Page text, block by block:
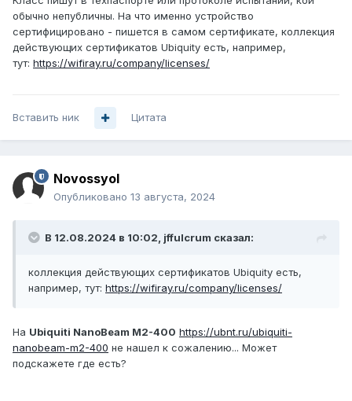
обычно непубличны. На что именно устройство
сертифицировано - пишется в самом сертификате, коллекция
действующих сертификатов Ubiquity есть, например,
тут: https://wifiray.ru/company/licenses/
Вставить ник Цитата
Novossyol
Опубликовано 13 августа, 2024
В 12.08.2024 в 10:02, jffulcrum сказал:
коллекция действующих сертификатов Ubiquity есть,
например, тут: https://wifiray.ru/company/licenses/
На Ubiquiti NanoBeam M2-400 https://ubnt.ru/ubiquiti-
nanobeam-m2-400 не нашел к сожалению... Может
подскажете где есть?